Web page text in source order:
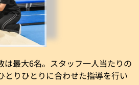
は最大6名。スタッフ一人当たりの
とりひとりに合わせた指導を行い